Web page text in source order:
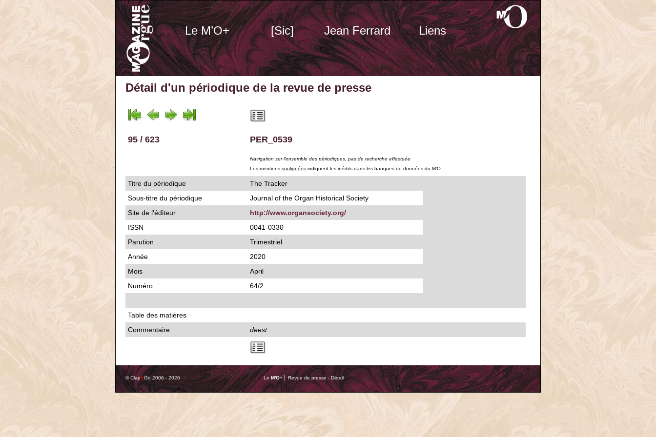
Le M’O+ [Sic] Jean Ferrard Liens
Détail d'un périodique de la revue de presse
95 / 623 PER_0539
Navigation sur l'ensemble des périodiques, pas de recherche effectuée
Les mentions soulignées indiquent les inédits dans les banques de données du M'O
Titre du périodique
The Tracker
Sous-titre du périodique
Journal of the Organ Historical Society
Site de l'éditeur
http://www.organsociety.org/
ISSN
0041-0330
Parution
Trimestriel
Année
2020
Mois
April
Numéro
64/2
Table des matières
Commentaire
deest
© Clap&Go 2006 - 2026 Le M'O+ ⎢ Revue de presse - Détail